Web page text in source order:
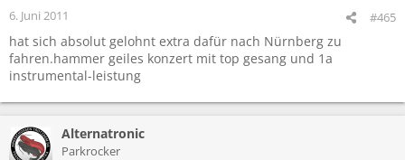
6. Juni 2011 #465
hat sich absolut gelohnt extra dafür nach Nürnberg zu
fahren.hammer geiles konzert mit top gesang und 1a
instrumental-leistung
Alternatronic
Parkrocker